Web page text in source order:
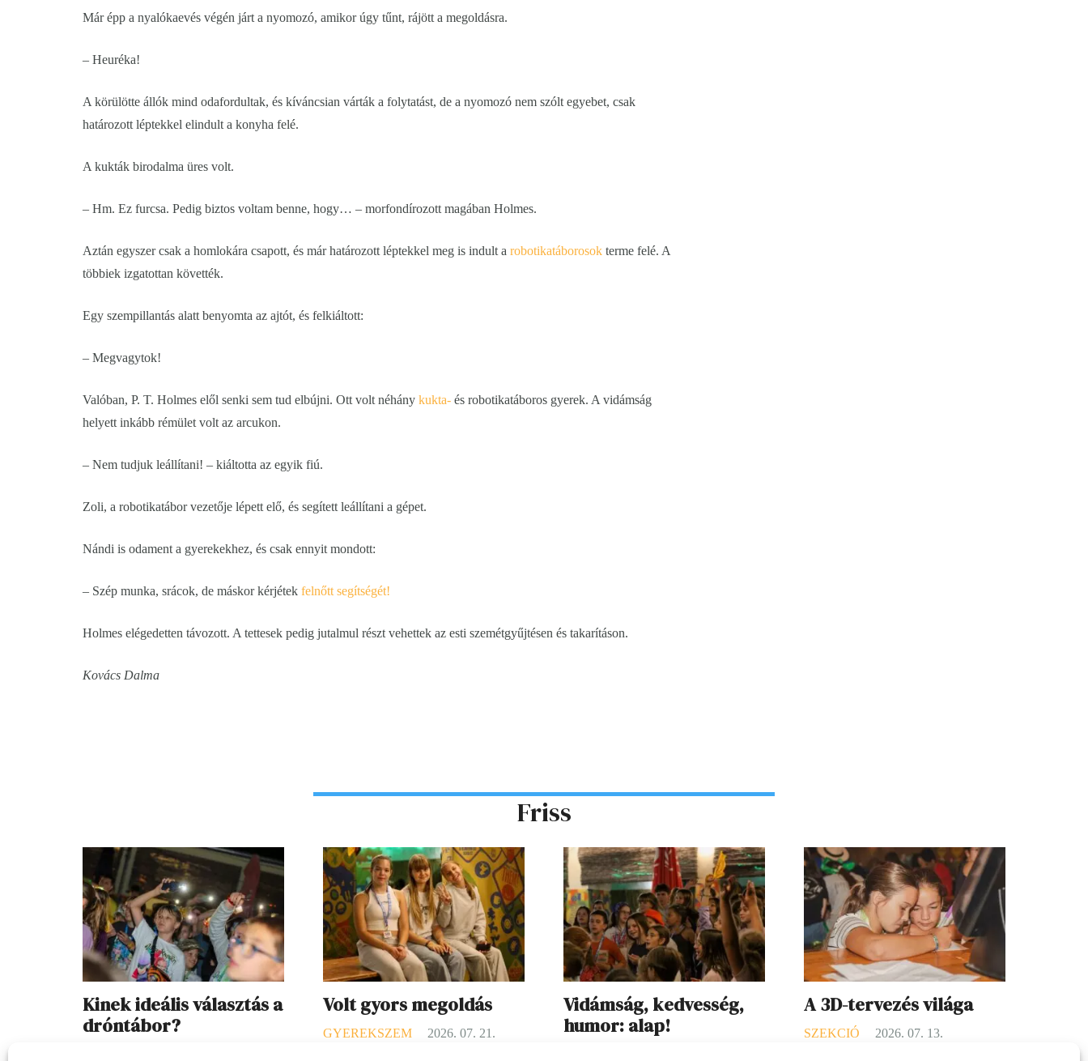
Már épp a nyalókaevés végén járt a nyomozó, amikor úgy tűnt, rájött a megoldásra.
– Heuréka!
A körülötte állók mind odafordultak, és kíváncsian várták a folytatást, de a nyomozó nem szólt egyebet, csak
határozott léptekkel elindult a konyha felé.
A kukták birodalma üres volt.
– Hm. Ez furcsa. Pedig biztos voltam benne, hogy… – morfondírozott magában Holmes.
Aztán egyszer csak a homlokára csapott, és már határozott léptekkel meg is indult a robotikatáborosok terme felé. A
többiek izgatottan követték.
Egy szempillantás alatt benyomta az ajtót, és felkiáltott:
– Megvagytok!
Valóban, P. T. Holmes elől senki sem tud elbújni. Ott volt néhány kukta- és robotikatáboros gyerek. A vidámság
helyett inkább rémület volt az arcukon.
– Nem tudjuk leállítani! – kiáltotta az egyik fiú.
Zoli, a robotikatábor vezetője lépett elő, és segített leállítani a gépet.
Nándi is odament a gyerekekhez, és csak ennyit mondott:
– Szép munka, srácok, de máskor kérjétek felnőtt segítségét!
Holmes elégedetten távozott. A tettesek pedig jutalmul részt vehettek az esti szemétgyűjtésen és takarításon.
Kovács Dalma
Friss
Kinek ideális választás a
dróntábor?
Volt gyors megoldás
GYEREKSZEM 2026. 07. 21.
Vidámság, kedvesség,
humor: alap!
A 3D-tervezés világa
SZEKCIÓ 2026. 07. 13.